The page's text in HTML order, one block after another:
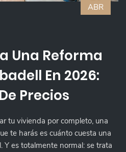
ABR
Una Reforma
En 2026:
Precios
tu vivienda por completo, una
te harás es cuánto cuesta una
Y es totalmente normal: se trata